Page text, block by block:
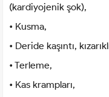
(kardiyojenik şok),
• Kusma,
• Deride kaşıntı,
• Terleme,
• Kas krampları,